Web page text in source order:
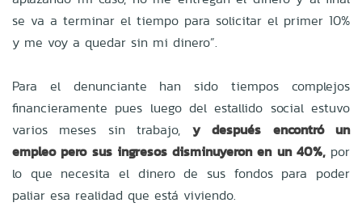
se va a terminar el tiempo para solicitar el primer 10%
y me voy a quedar sin mi dinero”.
Para el denunciante han sido tiempos complejos
financieramente pues luego del estallido social estuvo
varios meses sin trabajo, y después encontró un
empleo pero sus ingresos disminuyeron en un 40%,por
lo que necesita el dinero de sus fondos para poder
paliar esa realidad que está viviendo.